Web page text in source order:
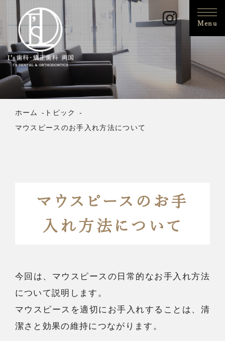
Menu
ホーム
トピック
マウスピースのお手入れ方法について
マウスピースのお手
入れ方法について
今回は、マウスピースの日常的なお手入れ方法
について説明します。
マウスピースを適切にお手入れすることは、清
潔さと効果の維持につながります。